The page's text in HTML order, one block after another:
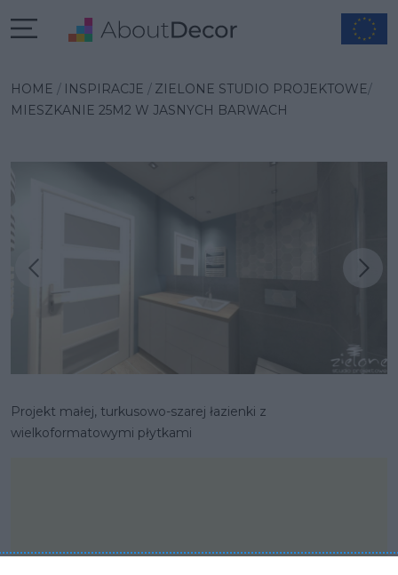
HOME INSPIRACJE
ZIELONE STUDIO PROJEKTOWE
MIESZKANIE 25M2 W JASNYCH BARWACH
Poprzednia inspiracja
Następna inspiracja
Projekt małej, turkusowo-szarej łazienki z
wielkoformatowymi płytkami